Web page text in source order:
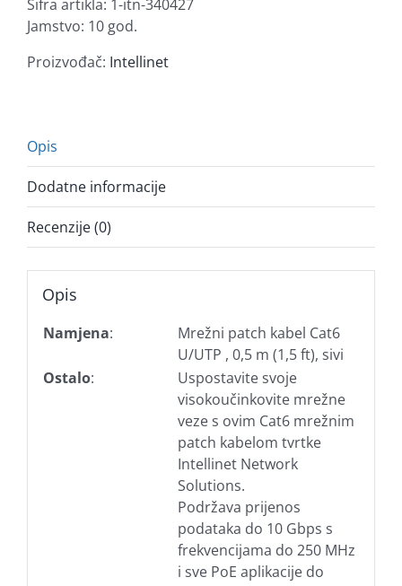
PVC,
RJ45,
0.5m,
Šifra artikla: 1-itn-340427
Jamstvo: 10 god.
Proizvođač: Intellinet
Opis
Dodatne informacije
Recenzije (0)
Opis
Namjena:
Mrežni patch kabel Cat6
U/UTP , 0,5 m (1,5 ft), sivi
Ostalo:
Uspostavite svoje
visokoučinkovite mrežne
veze s ovim Cat6 mrežnim
patch kabelom tvrtke
Intellinet Network
Solutions.
Podržava prijenos
podataka do 10 Gbps s
frekvencijama do 250 MHz
i sve PoE aplikacije do